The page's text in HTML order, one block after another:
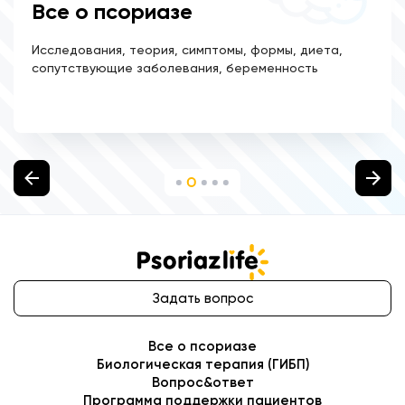
Все о псориазе
Исследования, теория, симптомы, формы, диета,
сопутствующие заболевания, беременность
Задать вопрос
Все о псориазе
Биологическая терапия (ГИБП)
Вопрос&ответ
Программа поддержки пациентов